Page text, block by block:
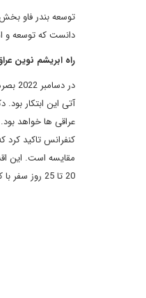
توسعه بندر فاو
دانست که توسعه و
راه ابریشم نوین
‌در
آتی این ابتکار
عراقی ها خواهد بود.
کنفرانس تاکید
مقایسه است. این
20 تا 25 روز سفر با کشتی را کاهش می دهد».